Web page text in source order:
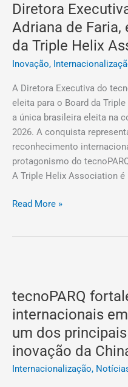
Diretora
Adriana de Faria,
da Triple Helix
Inovação,
A Diretora Executiva do
eleita para o Board da
a única brasileira eleita na
2026. A conquista
reconhecimento
protagonismo do
A Triple Helix Association é
Read More »
tecnoPARQ
internacionais
um dos
inovação da
Internacionalização,
relações
internacionais
visita
ao
TusPark,